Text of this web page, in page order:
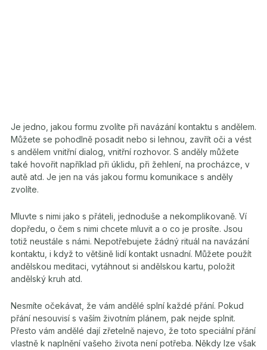
Je jedno, jakou formu zvolíte při navázání kontaktu s andělem.
Můžete se pohodlně posadit nebo si lehnou, zavřít oči a vést
s andělem vnitřní dialog, vnitřní rozhovor. S anděly můžete
také hovořit například při úklidu, při žehlení, na procházce, v
autě atd. Je jen na vás jakou formu komunikace s anděly
zvolíte.
Mluvte s nimi jako s přáteli, jednoduše a nekomplikovaně. Ví
dopředu, o čem s nimi chcete mluvit a o co je prosíte. Jsou
totiž neustále s námi. Nepotřebujete žádný rituál na navázání
kontaktu, i když to většině lidí kontakt usnadní. Můžete použít
andělskou meditaci, vytáhnout si andělskou kartu, položit
andělský kruh atd.
Nesmíte očekávat, že vám andělé splní každé přání. Pokud
přání nesouvisí s vaším životním plánem, pak nejde splnit.
Přesto vám andělé dají zřetelně najevo, že toto speciální přání
vlastně k naplnění vašeho života není potřeba. Někdy lze však